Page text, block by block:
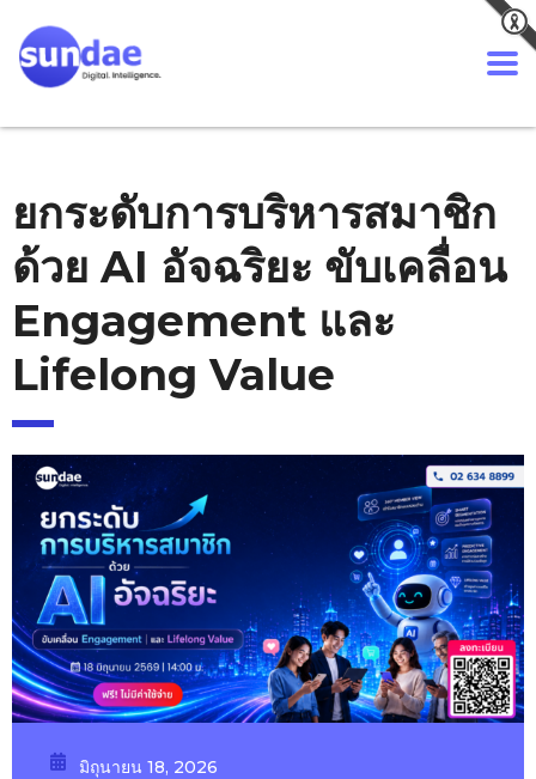
ยกระดับการบริหารสมาชิก
ด้วย AI อัจฉริยะ ขับเคลื่อน
Engagement และ
Lifelong Value
มิถุนายน 18, 2026